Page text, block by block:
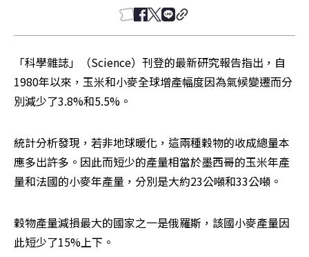
「科學雜誌」（Science）刊登的最新研究報告指出，自
1980年以來，玉米和小麥全球增產幅度因為氣候變遷而分
別減少了3.8%和5.5%。
統計分析發現，若非地球暖化，這兩種穀物的收成總量本
應多出許多。因此而短少的產量相當於墨西哥的玉米年產
量和法國的小麥年產量，分別是大約23公噸和33公噸。
穀物產量減損最大的國家之一是俄羅斯，該國小麥產量因
此短少了15%上下。